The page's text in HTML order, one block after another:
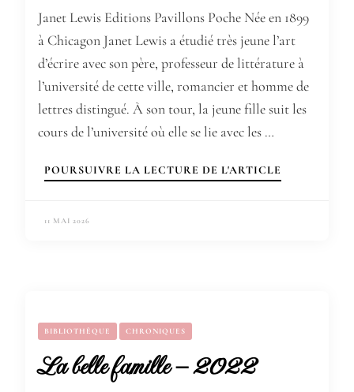
Janet Lewis Editions Pavillons Poche Née en 1899
à Chicagon Janet Lewis a étudié très jeune l’art
d’écrire avec son père, professeur de littérature à
l’université de cette ville, romancier et homme de
lettres distingué. À son tour, la jeune fille suit les
cours de l’université où elle se lie avec les …
POURSUIVRE LA LECTURE DE L'ARTICLE
11 MAI 2026
BIBLIOTHÈQUE CHRONIQUES
La belle famille – 2022